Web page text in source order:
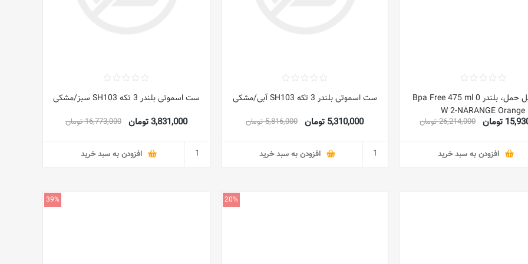
بلندر قابل حمل، بلندر Bpa Free 475 ml 0
W 2-NARANGE Orange
تومان 26,214,000 تومان
افزودن به سبد خرید
ست اسموتی بلندر 3 تکه SH103 آبی/مشکی
5,310,000 تومان 5,816,000 تومان
افزودن به سبد خرید
ست اسموتی بلندر 3 تکه SH103 سبز/مشکی
3,831,000 تومان 16,773,000 تومان
افزودن به سبد خرید
20%
39%